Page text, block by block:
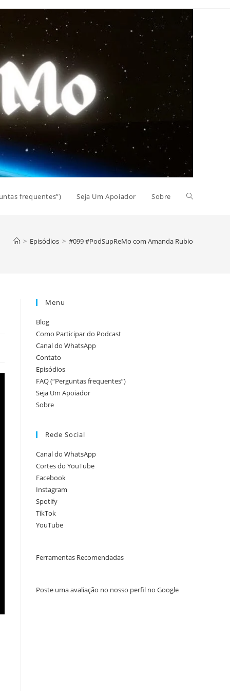
frequentes”) Seja Um Apoiador Sobre Alternar
> Episódios > #099 #PodSupReMo com Amanda Rubio
Menu
Blog
Como Participar do Podcast
Canal do WhatsApp
Contato
Episódios
FAQ (“Perguntas frequentes”)
Seja Um Apoiador
Sobre
Rede Social
Canal do WhatsApp
Cortes do YouTube
Facebook
Instagram
Spotify
TikTok
YouTube
Ferramentas Recomendadas
Poste uma avaliação no nosso perfil no Google